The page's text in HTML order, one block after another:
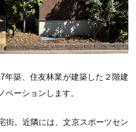
年築、住友林業が建築した２階建
ベーションします。
街。近隣には、文京スポーツセン